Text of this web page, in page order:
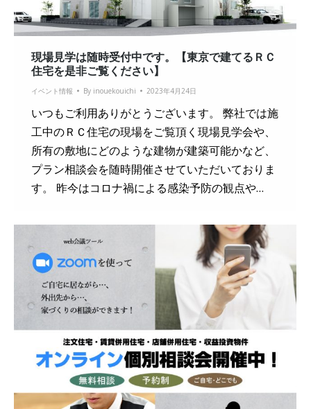
現場見学は随時受付中です。【東京で建てるＲＣ
住宅を是非ご覧ください】
イベント情報 By inouekouichi 2023年4月24日
いつもご利用ありがとうございます。 弊社では施
工中のＲＣ住宅の現場をご覧頂く現場見学会や、
所有の敷地にどのような建物が建築可能かなど、
プラン相談会を随時開催させていただいておりま
す。 昨今はコロナ禍による感染予防の観点や…